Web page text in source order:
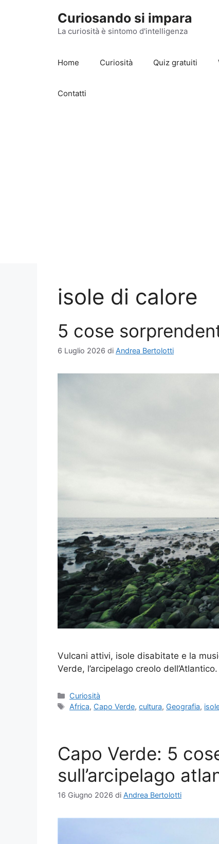
Curiosando si impara
La curiosità è sintomo d'intelligenza
Home Curiosità Quiz gratuiti
Contatti
isole di calore
5 cose
6 Luglio 2026 di Andrea Bertolotti
Vulcani attivi, isole disabitate e la
Verde, l’arcipelago creolo dell’Atlantico.
Categorie
Curiosità
Tag
Africa, Capo Verde,cultura, Geografia,
Capo Verde: 5
sull’arcipelago
16 Giugno 2026 di Andrea Bertolotti